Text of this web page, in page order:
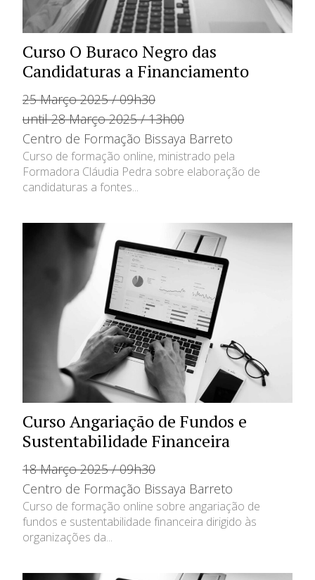
Curso O Buraco Negro das
Candidaturas a Financiamento
25 Março 2025 / 09h30
until 28 Março 2025 / 13h00
Centro de Formação Bissaya Barreto
Curso de formação online, ministrado pela
Formadora Cláudia Pedra sobre elaboração de
candidaturas a fontes...
Curso Angariação de Fundos e
Sustentabilidade Financeira
18 Março 2025 / 09h30
Centro de Formação Bissaya Barreto
Curso de formação online sobre angariação de
fundos e sustentabilidade financeira dirigido às
organizações da...